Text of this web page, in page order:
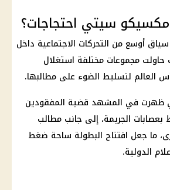
سيتي احتجاجات؟
أوسع من التحركات الاجتماعية داخل
مجموعات مختلفة استغلال
العالم لتسليط الضوء على مطالبها.
ظهرت في المشهد قضية المفقودين
بعصابات الجريمة، إلى جانب مطالب
ما جعل افتتاح البطولة ساحة ضغط
الدولية.